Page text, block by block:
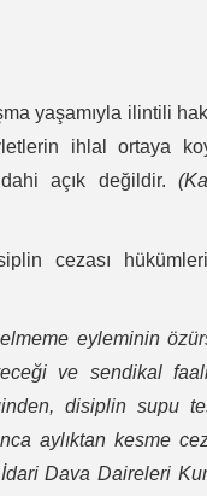
yaşamıyla ilintili
ihlal ortaya
açık değildir.
cezası
eyleminin
ve sendikal
disiplin supu
aylıktan kesme
İdari Dava Daireleri